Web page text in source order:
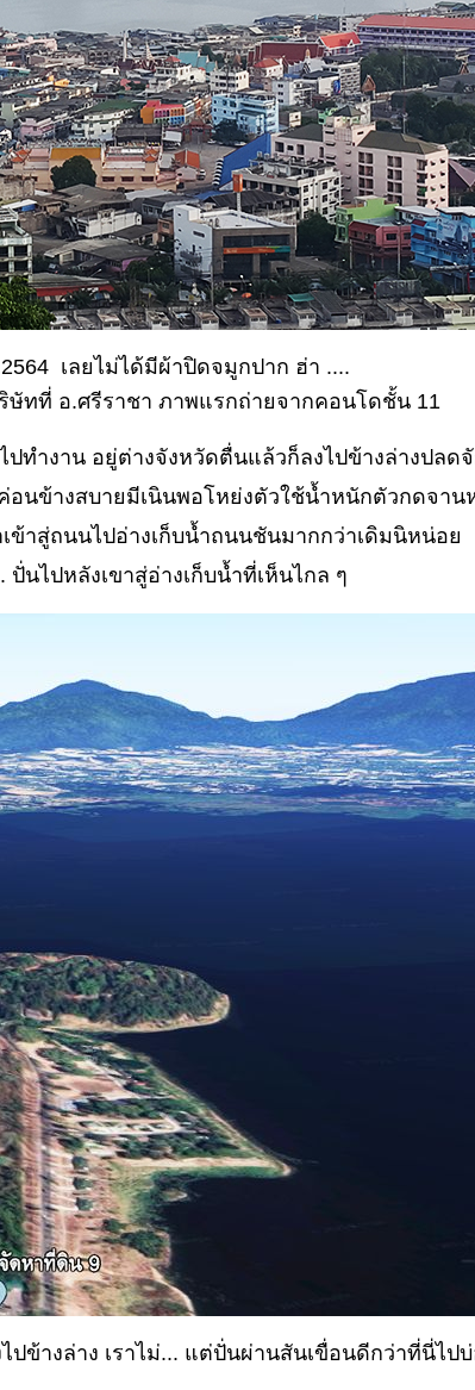
เลยไม่ได้มีผ้าปิดจมูกปาก ฮ่า ....
ทที่ อ.ศรีราชา ภาพแรกถ่ายจากคอนโดชั้น 11
ทำงาน อยู่ต่างจังหวัดตื่นแล้วก็ลงไปข้างล่างปลด
นข้างสบายมีเนินพอโหย่งตัวใช้น้ำหนักตัวกดจาน
ข้าสู่ถนนไปอ่างเก็บน้ำถนนชันมากกว่าเดิมนิหน่อ
นไปหลังเขาสู่อ่างเก็บน้ำที่เห็นไกล ๆ
ปข้างล่าง เราไม่... แต่ปั่นผ่านสันเขื่อนดีกว่าที่นี่ไ